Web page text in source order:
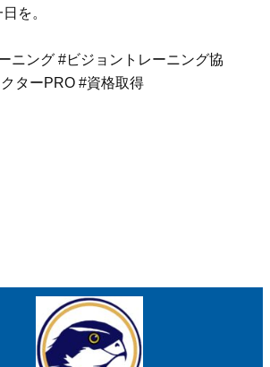
を。
ニング #ビジョントレーニング協
ターPRO #資格取得